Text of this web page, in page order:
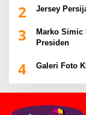
2 Jersey
3
Marko Simic
Presiden
4 Galeri Foto